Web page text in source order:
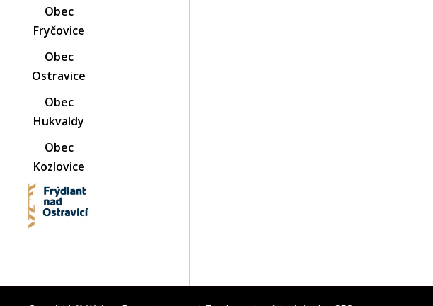
Obec
Fryčovice
Obec
Ostravice
Obec
Hukvaldy
Obec
Kozlovice